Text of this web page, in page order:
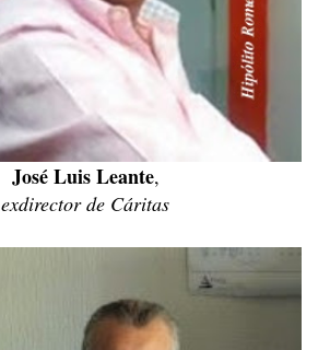
José Luis Leante,
exdirector de Cáritas